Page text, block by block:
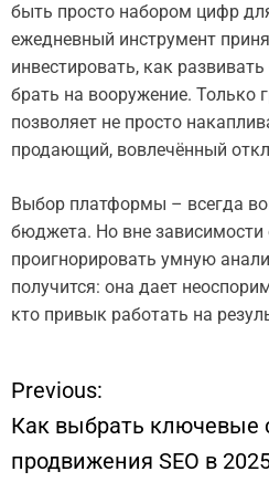
быть просто набором цифр
ежедневный инструмент
инвестировать, как
брать на вооружение. Только
позволяет не просто
продающий, вовлечённый
Выбор платформы – всегда
бюджета. Но вне
проигнорировать умную
получится: она дает
кто привык работать на
Н
а
Previous:
Как выбрать ключевые
продвижения SEO в